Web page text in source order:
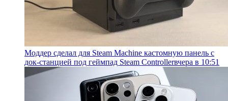
Моддер сделал для Steam Machine кастомную панель с
док-станцией под геймпад Steam Controllerвчера в 10:51